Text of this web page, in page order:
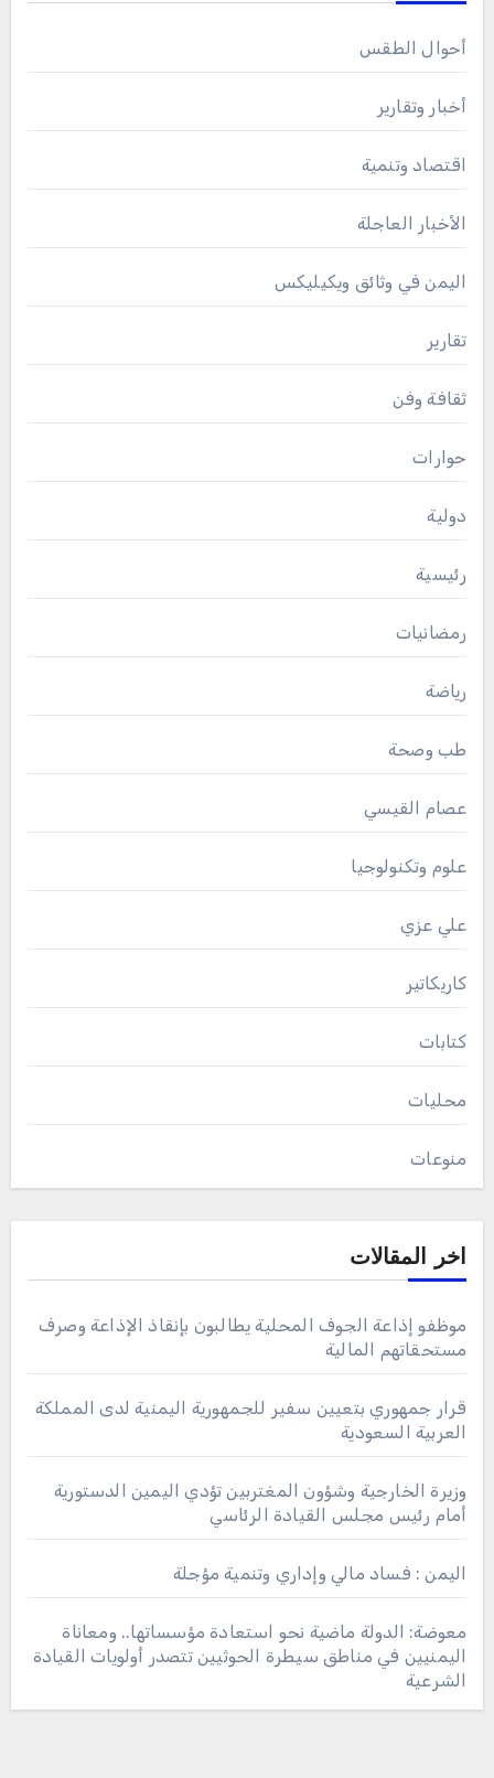
أحوال الطقس
أخبار وتقارير
اقتصاد وتنمية
الأخبار العاجلة
اليمن في وثائق ويكيليكس
تقارير
ثقافة وفن
حوارات
دولية
رئيسية
رمضانيات
رياضة
طب وصحة
عصام القيسي
علوم وتكنولوجيا
علي عزي
كاريكاتير
كتابات
محليات
منوعات
اخر المقالات
موظفو إذاعة الجوف المحلية يطالبون بإنقاذ الإذاعة وصرف
مستحقاتهم المالية
قرار جمهوري بتعيين سفير للجمهورية اليمنية لدى المملكة
العربية السعودية
وزيرة الخارجية وشؤون المغتربين تؤدي اليمين الدستورية
أمام رئيس مجلس القيادة الرئاسي
اليمن : فساد مالي وإداري وتنمية مؤجلة
معوضة: الدولة ماضية نحو استعادة مؤسساتها.. ومعاناة
اليمنيين في مناطق سيطرة الحوثيين تتصدر أولويات القيادة
الشرعية